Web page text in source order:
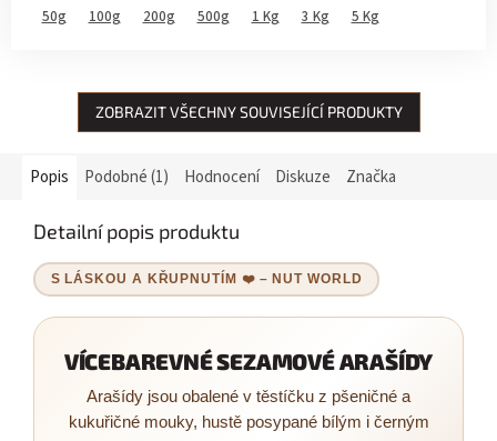
50g 100g 200g 500g 1 Kg 3 Kg 5 Kg
ZOBRAZIT VŠECHNY SOUVISEJÍCÍ PRODUKTY
Popis Podobné (1) Hodnocení Diskuze Značka
Detailní popis produktu
S LÁSKOU A KŘUPNUTÍM ❤️ – NUT WORLD
VÍCEBAREVNÉ SEZAMOVÉ ARAŠÍDY
Arašídy jsou obalené v těstíčku z pšeničné a
kukuřičné mouky, hustě posypané bílým i černým